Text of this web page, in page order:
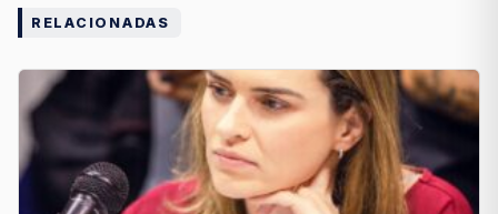
RELACIONADAS